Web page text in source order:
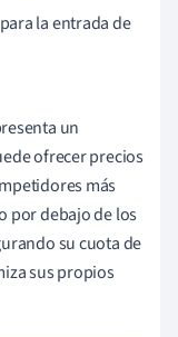
la entrada de
un
ofrecer precios
más
por debajo de los
su cuota de
sus propios